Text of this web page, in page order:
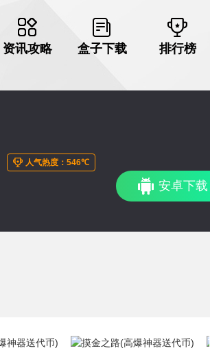
资讯攻略 盒子下载 排行榜
人气热度：546℃
安卓下载